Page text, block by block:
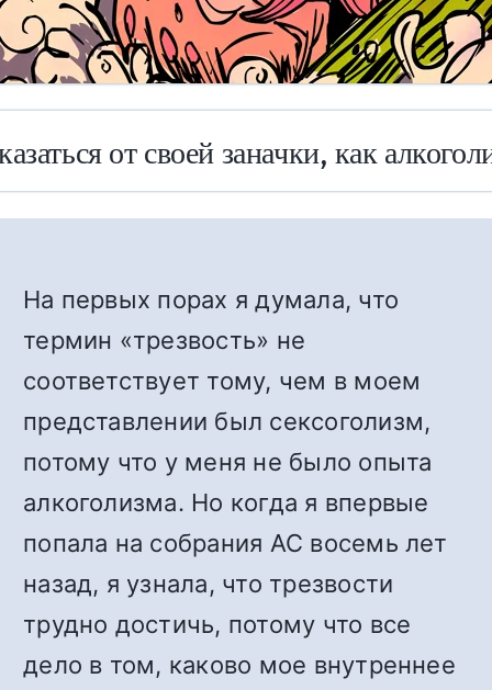
от своей заначки, как
На первых порах я думала, что
термин «трезвость» не
соответствует тому, чем в моем
представлении был сексоголизм,
потому что у меня не было опыта
алкоголизма. Но когда я впервые
попала на собрания АС восемь лет
назад, я узнала, что трезвости
трудно достичь, потому что все
дело в том, каково мое внутреннее